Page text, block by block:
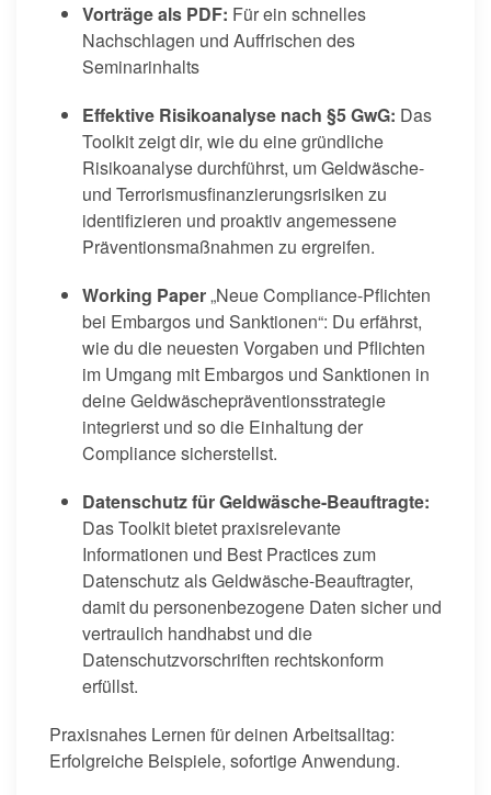
Vorträge als PDF: Für ein schnelles
Nachschlagen und Auffrischen des
Seminarinhalts
Effektive Risikoanalyse nach §5 GwG: Das
Toolkit zeigt dir, wie du eine gründliche
Risikoanalyse durchführst, um Geldwäsche-
und Terrorismusfinanzierungsrisiken zu
identifizieren und proaktiv angemessene
Präventionsmaßnahmen zu ergreifen.
Working Paper„Neue Compliance-Pflichten
bei Embargos und Sanktionen“: Du erfährst,
wie du die neuesten Vorgaben und Pflichten
im Umgang mit Embargos und Sanktionen in
deine Geldwäschepräventionsstrategie
integrierst und so die Einhaltung der
Compliance sicherstellst.
Datenschutz für Geldwäsche-Beauftragte:
Das Toolkit bietet praxisrelevante
Informationen und Best Practices zum
Datenschutz als Geldwäsche-Beauftragter,
damit du personenbezogene Daten sicher und
vertraulich handhabst und die
Datenschutzvorschriften rechtskonform
erfüllst.
Praxisnahes Lernen für deinen Arbeitsalltag:
Erfolgreiche Beispiele, sofortige Anwendung.